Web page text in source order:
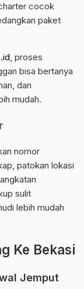
cocok
paket
, proses
bisa bertanya
dan
mudah.
nomor
patokan lokasi
sulit
lebih mudah
Ke Bekasi
Jemput